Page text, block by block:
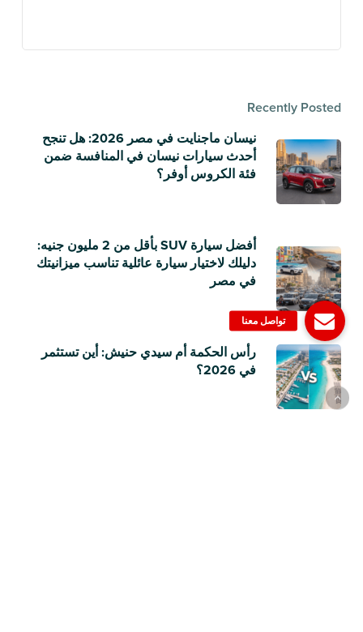
Recently Posted
نيسان ماجنايت في مصر 2026: هل تنجح
أحدث سيارات نيسان في المنافسة ضمن
فئة الكروس أوفر؟
أفضل سيارة SUV بأقل من 2 مليون جنيه:
دليلك لاختيار سيارة عائلية تناسب ميزانيتك
في مصر
رأس الحكمة أم سيدي حنيش: أين تستثمر
في 2026؟